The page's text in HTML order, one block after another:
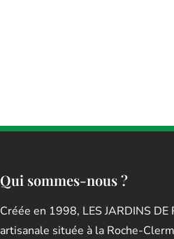
Qui sommes-nous ?
Créée en 1998, LES JARDINS
artisanale située à la Roche-